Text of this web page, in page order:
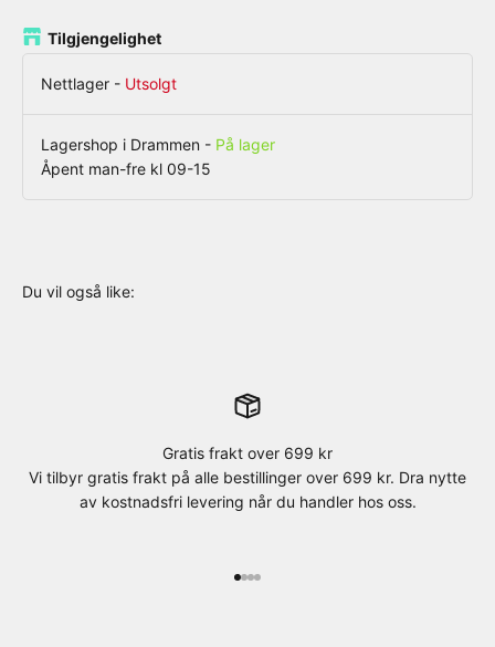
Tilgjengelighet
Nettlager - Utsolgt
Lagershop i Drammen - På lager
Åpent man-fre kl 09-15
Gratis frakt over 699 kr
Vi tilbyr gratis frakt på alle bestillinger over 699 kr. Dra nytte
av kostnadsfri levering når du handler hos oss.